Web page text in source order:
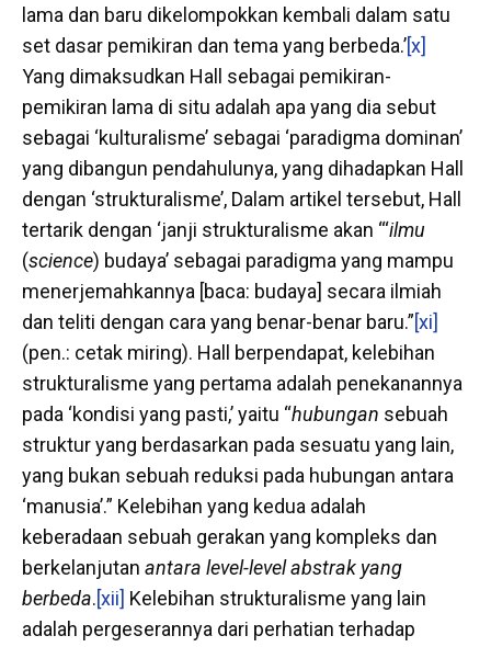
lama dan baru dikelompokkan kembali dalam satu
set dasar pemikiran dan tema yang berbeda.’[x]
Yang dimaksudkan Hall sebagai pemikiran-
pemikiran lama di situ adalah apa yang dia sebut
sebagai ‘kulturalisme’ sebagai ‘paradigma dominan’
yang dibangun pendahulunya, yang dihadapkan Hall
dengan ‘strukturalisme’, Dalam artikel tersebut, Hall
tertarik dengan ‘janji strukturalisme akan “‘ilmu
(science) budaya’ sebagai paradigma yang mampu
menerjemahkannya [baca: budaya] secara ilmiah
dan teliti dengan cara yang benar-benar baru.”[xi]
(pen.: cetak miring). Hall berpendapat, kelebihan
strukturalisme yang pertama adalah penekanannya
pada ‘kondisi yang pasti,’ yaitu “hubungan sebuah
struktur yang berdasarkan pada sesuatu yang lain,
yang bukan sebuah reduksi pada hubungan antara
‘manusia’.” Kelebihan yang kedua adalah
keberadaan sebuah gerakan yang kompleks dan
berkelanjutan antara level-level abstrak yang
berbeda.[xii] Kelebihan strukturalisme yang lain
adalah pergeserannya dari perhatian terhadap